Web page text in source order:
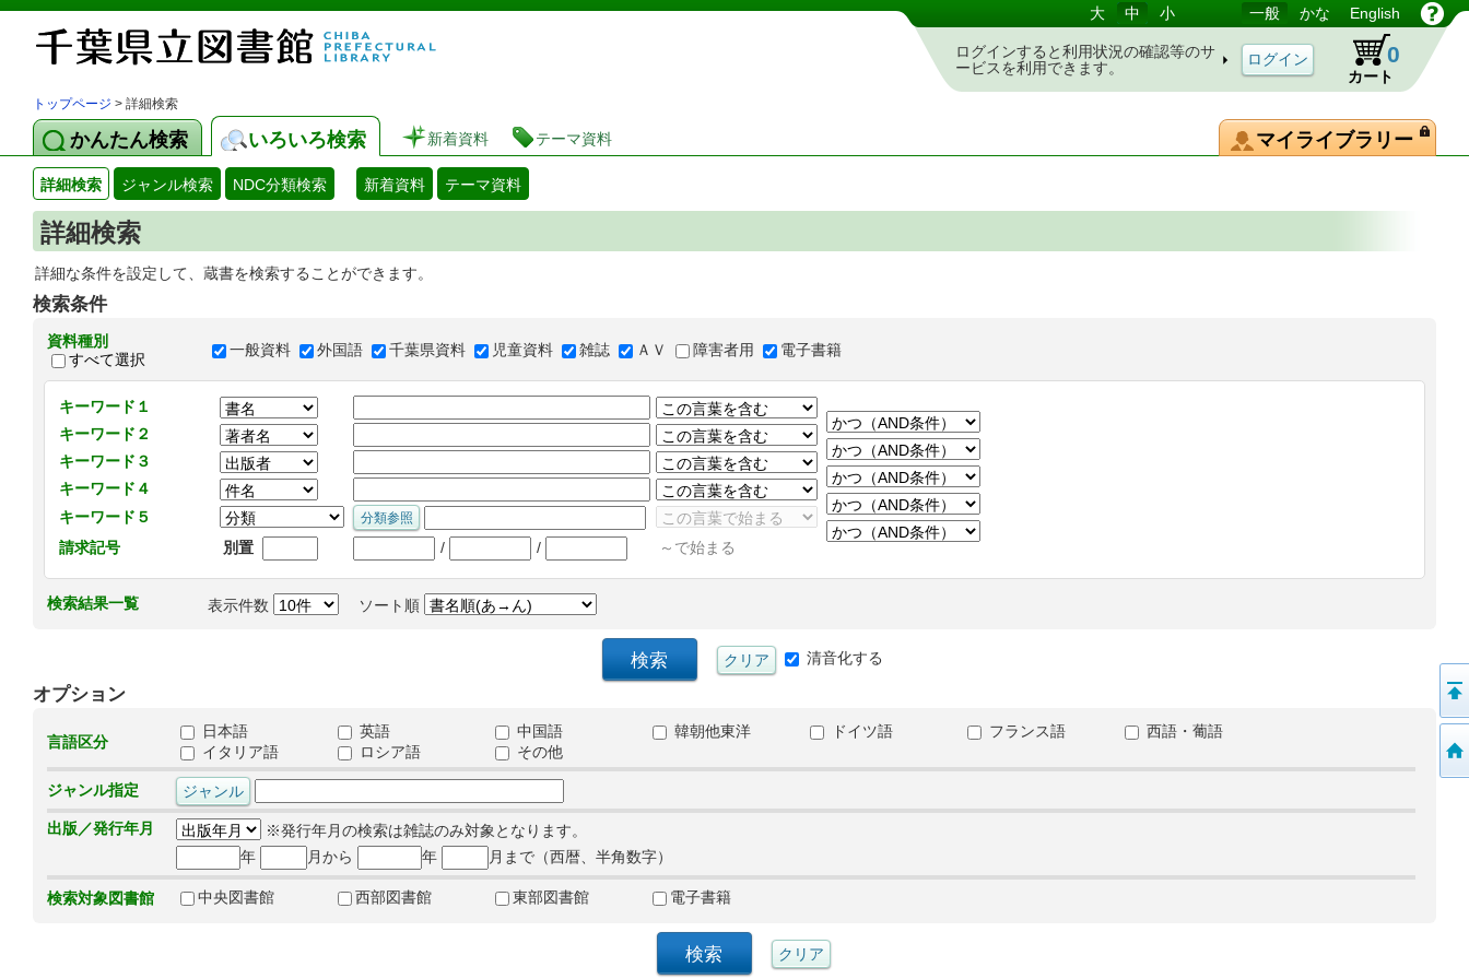
図書館 蔵書検索・予約システム 大 中 小 一般 かな English
ログインすると利用状況の確認等のサ
ービスを利用できます。
カート
0
トップページ > 詳細検索
かんたん検索 いろいろ検索 新着資料 テーマ資料 マイライブラリー
詳細検索 ジャンル検索 NDC分類検索 新着資料 テーマ資料
詳細検索
詳細な条件を設定して、蔵書を検索することができます。
検索条件
資料種別
すべて選択
一般資料 外国語 千葉県資料 児童資料 雑誌 ＡＶ 障害者用 電子書籍
キーワード１
キーワード２
キーワード３
キーワード４
キーワード５
請求記号
別置 / / ～で始まる
検索結果一覧 表示件数 ソート順
清音化する
オプション
言語区分
日本語 英語 中国語 韓朝他東洋 ドイツ語 フランス語
西語・葡語
イタリア語
ロシア語 その他
ジャンル指定
出版／発行年月
※発行年月の検索は雑誌のみ対象となります。
年
月から 年 月まで（西暦、半角数字）
検索対象図書館 中央図書館 西部図書館 東部図書館 電子書籍